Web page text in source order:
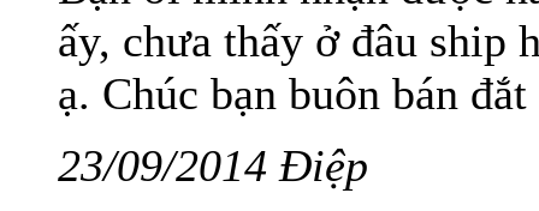
ấy, chưa thấy ở đâu ship
ạ. Chúc bạn buôn bán
23/09/2014 Điệp